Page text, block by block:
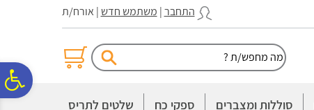
נגישות
אתר
המרכזי
התחבר| משתמש חדש| אורח/ת
סוללות ומצברים ספקי כח שלטים לתריס